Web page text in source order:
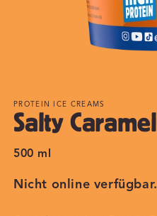
PROTEIN ICE CREAMS
Salty Caramel
500 ml
Nicht online verfügbar.